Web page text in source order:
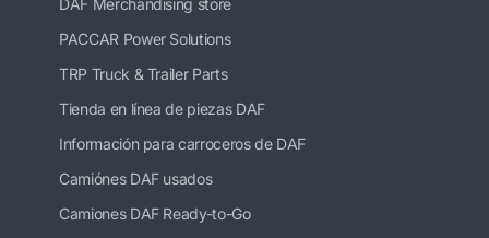
DAF Merchandising store
PACCAR Power Solutions
TRP Truck & Trailer Parts
Tienda en línea de piezas DAF
Información para carroceros de DAF
Camiónes DAF usados
Camiones DAF Ready-to-Go